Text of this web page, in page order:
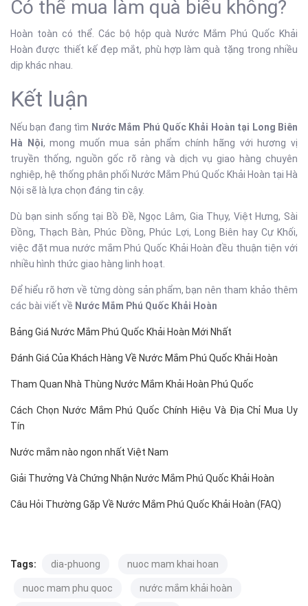
Có thể mua làm quà biếu không?
Hoàn toàn có thể. Các bộ hộp quà Nước Mắm Phú Quốc Khải
Hoàn được thiết kế đẹp mắt, phù hợp làm quà tặng trong nhiều
dịp khác nhau.
Kết luận
Nếu bạn đang tìm Nước Mắm Phú Quốc Khải Hoàn tại Long Biên
Hà Nội, mong muốn mua sản phẩm chính hãng với hương vị
truyền thống, nguồn gốc rõ ràng và dịch vụ giao hàng chuyên
nghiệp, hệ thống phân phối Nước Mắm Phú Quốc Khải Hoàn tại Hà
Nội sẽ là lựa chọn đáng tin cậy.
Dù bạn sinh sống tại Bồ Đề, Ngọc Lâm, Gia Thụy, Việt Hưng, Sài
Đồng, Thạch Bàn, Phúc Đồng, Phúc Lợi, Long Biên hay Cự Khối,
việc đặt mua nước mắm Phú Quốc Khải Hoàn đều thuận tiện với
nhiều hình thức giao hàng linh hoạt.
Để hiểu rõ hơn về từng dòng sản phẩm, bạn nên tham khảo thêm
các bài viết về Nước Mắm Phú Quốc Khải Hoàn
Bảng Giá Nước Mắm Phú Quốc Khải Hoàn Mới Nhất
Đánh Giá Của Khách Hàng Về Nước Mắm Phú Quốc Khải Hoàn
Tham Quan Nhà Thùng Nước Mắm Khải Hoàn Phú Quốc
Cách Chọn Nước Mắm Phú Quốc Chính Hiệu Và Địa Chỉ Mua Uy
Tín
Nước mắm nào ngon nhất Việt Nam
Giải Thưởng Và Chứng Nhận Nước Mắm Phú Quốc Khải Hoàn
Câu Hỏi Thường Gặp Về Nước Mắm Phú Quốc Khải Hoàn (FAQ)
Tags: dia-phuong nuoc mam khai hoan
nuoc mam phu quoc nước mắm khải hoàn